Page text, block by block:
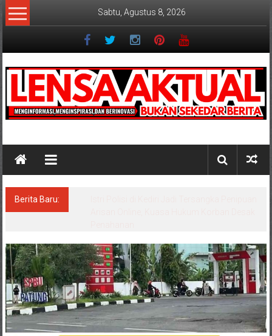
Lompat
ke
Sabtu, Agustus 8, 2026
Berita Baru: